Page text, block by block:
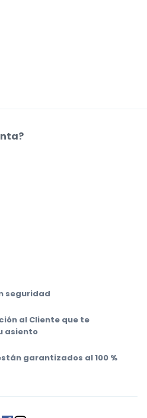
seguridad
al Cliente que te
asiento
garantizados al 100 %